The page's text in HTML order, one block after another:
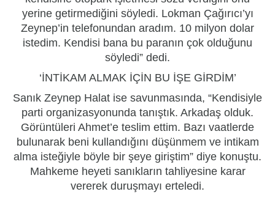
yerine getirmediğini söyledi. Lokman Çağırıcı’yı
Zeynep’in telefonundan aradım. 10 milyon dolar
istedim. Kendisi bana bu paranın çok olduğunu
söyledi” dedi.
‘İNTİKAM ALMAK İÇİN BU İŞE GİRDİM’
Sanık Zeynep Halat ise savunmasında, “Kendisiyle
parti organizasyonunda tanıştık. Arkadaş olduk.
Görüntüleri Ahmet’e teslim ettim. Bazı vaatlerde
bulunarak beni kullandığını düşünmem ve intikam
alma isteğiyle böyle bir şeye giriştim” diye konuştu.
Mahkeme heyeti sanıkların tahliyesine karar
vererek duruşmayı erteledi.